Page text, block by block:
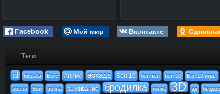
Facebook Мой мир Вконтакте
Теги
td борьба Бокс Аниме аркада Бен 10 бен тен ben 10 Бен 10 игры
арена Бои война выживание бродилка гонка 3D ад